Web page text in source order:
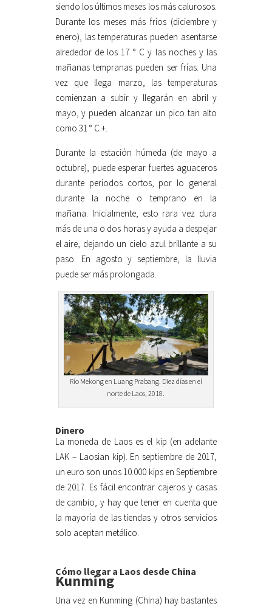
siendo los últimos meses los más calurosos.
Durante los meses más fríos (diciembre y
enero), las temperaturas pueden asentarse
alrededor de los 17 ° C y las noches y las
mañanas tempranas pueden ser frías. Una
vez que llega marzo, las temperaturas
comienzan a subir y llegarán en abril y
mayo, y pueden alcanzar un pico tan alto
como 31 ° C +.
Durante la estación húmeda (de mayo a
octubre), puede esperar fuertes aguaceros
durante períodos cortos, por lo general
durante la noche o temprano en la
mañana. Inicialmente, esto rara vez dura
más de una o dos horas y ayuda a despejar
el aire, dejando un cielo azul brillante a su
paso. En agosto y septiembre, la lluvia
puede ser más prolongada.
Río Mekong en Luang Prabang. Diez días en el
norte de Laos, 2018.
Dinero
La moneda de Laos es el kip (en adelante
LAK – Laosian kip). En septiembre de 2017,
un euro son unos 10.000 kips en Septiembre
de 2017. Es fácil encontrar cajeros y casas
de cambio, y hay que tener en cuenta que
la mayoría de las tiendas y otros servicios
solo aceptan metálico.
Cómo llegar a Laos desde China
Kunming
Una vez en Kunming (China) hay bastantes